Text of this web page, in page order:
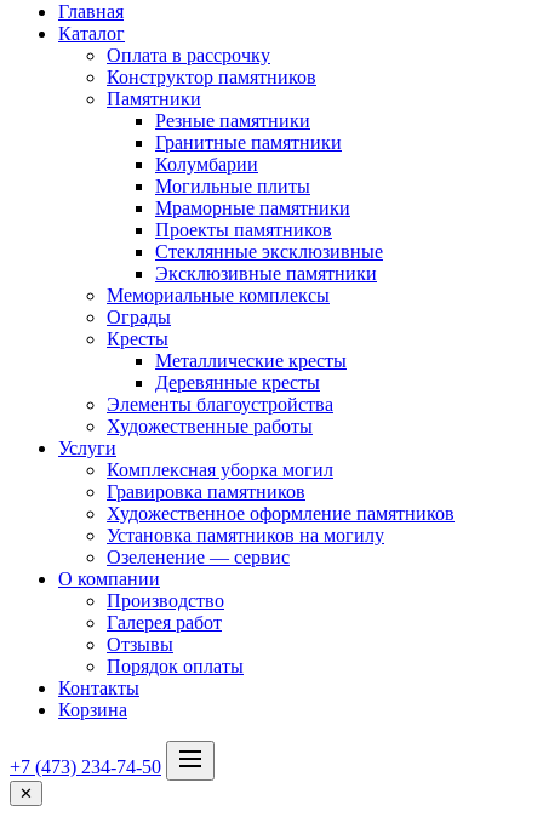
Главная
Каталог
Оплата в рассрочку
Конструктор памятников
Памятники
Резные памятники
Гранитные памятники
Колумбарии
Могильные плиты
Мраморные памятники
Проекты памятников
Стеклянные эксклюзивные
Эксклюзивные памятники
Мемориальные комплексы
Ограды
Кресты
Металлические кресты
Деревянные кресты
Элементы благоустройства
Художественные работы
Услуги
Комплексная уборка могил
Гравировка памятников
Художественное оформление памятников
Установка памятников на могилу
Озеленение — сервис
О компании
Производство
Галерея работ
Отзывы
Порядок оплаты
Контакты
Корзина
+7 (473) 234-74-50
✕